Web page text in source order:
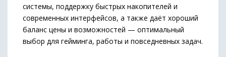
системы, поддержку быстрых накопителей и
современных интерфейсов, а также даёт хороший
баланс цены и возможностей — оптимальный
выбор для гейминга, работы и повседневных задач.